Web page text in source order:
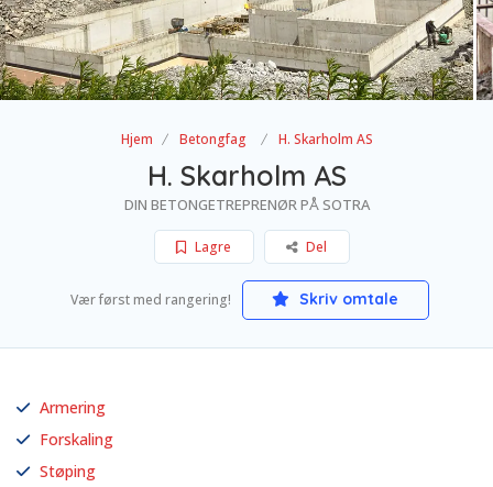
Hjem Betongfag H. Skarholm AS
H. Skarholm AS
DIN BETONGETREPRENØR PÅ SOTRA
Lagre Del
Vær først med rangering! Skriv omtale
Armering
Forskaling
Støping